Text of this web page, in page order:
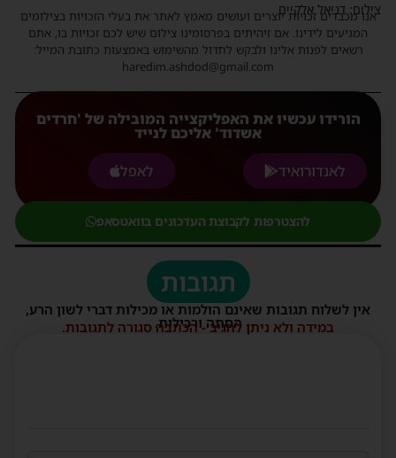
צילום: דניאל אלקיים
אנו מכבדים זכויות יוצרים ועושים מאמץ לאתר את בעלי הזכויות בצילומים
המגיעים לידינו. אם זיהיתים בפרסומינו צילום שיש לכם זכויות בו, אתם
רשאים לפנות אלינו ולבקש לחדול מהשימוש באמצעות כתובת המייל:
haredim.ashdod@gmail.com
הורידו עכשיו את האפליקצייה המובילה של 'חרדים
אשדוד' אליכם לנייד
לאנדורואיד
לאפל
להצטרפות לקבוצת העדכונים בוואטסאפ
תגובות
אין לשלוח תגובות שאינם הולמות או מכילות דברי לשון הרע,
הסתה ורכילות.
במידה ולא ניתן להגיב - הכתבה סגורה לתגובות.